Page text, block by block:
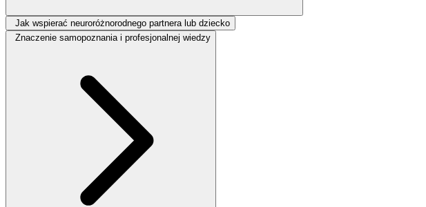
Jak wspierać neuroróżnorodnego partnera lub dziecko
Znaczenie samopoznania i profesjonalnej wiedzy